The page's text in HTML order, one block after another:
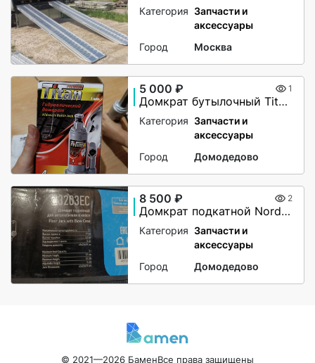
Категория Запчасти и
аксессуары
Город
Москва
5 000 ₽ 1
Домкрат бутылочный Titan 4т (180 — 350 мм)
Категория Запчасти и
аксессуары
Город
Домодедово
8 500 ₽ 2
Домкрат подкатной Nordberg N3203EC, 3 тонны
Категория Запчасти и
аксессуары
Город
Домодедово
© 2021—2026 БаменВсе права защищены